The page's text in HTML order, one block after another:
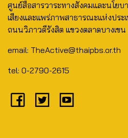
ศูนย์สื่อสารวาระทางสังคมและนโยบ
เสียงและแพร่ภาพสาธารณะแห่งประ
ถนนวิภาวดีรังสิต แขวงตลาดบางเขน
email: TheActive@thaipbs.or.th
tel: 0-2790-2615